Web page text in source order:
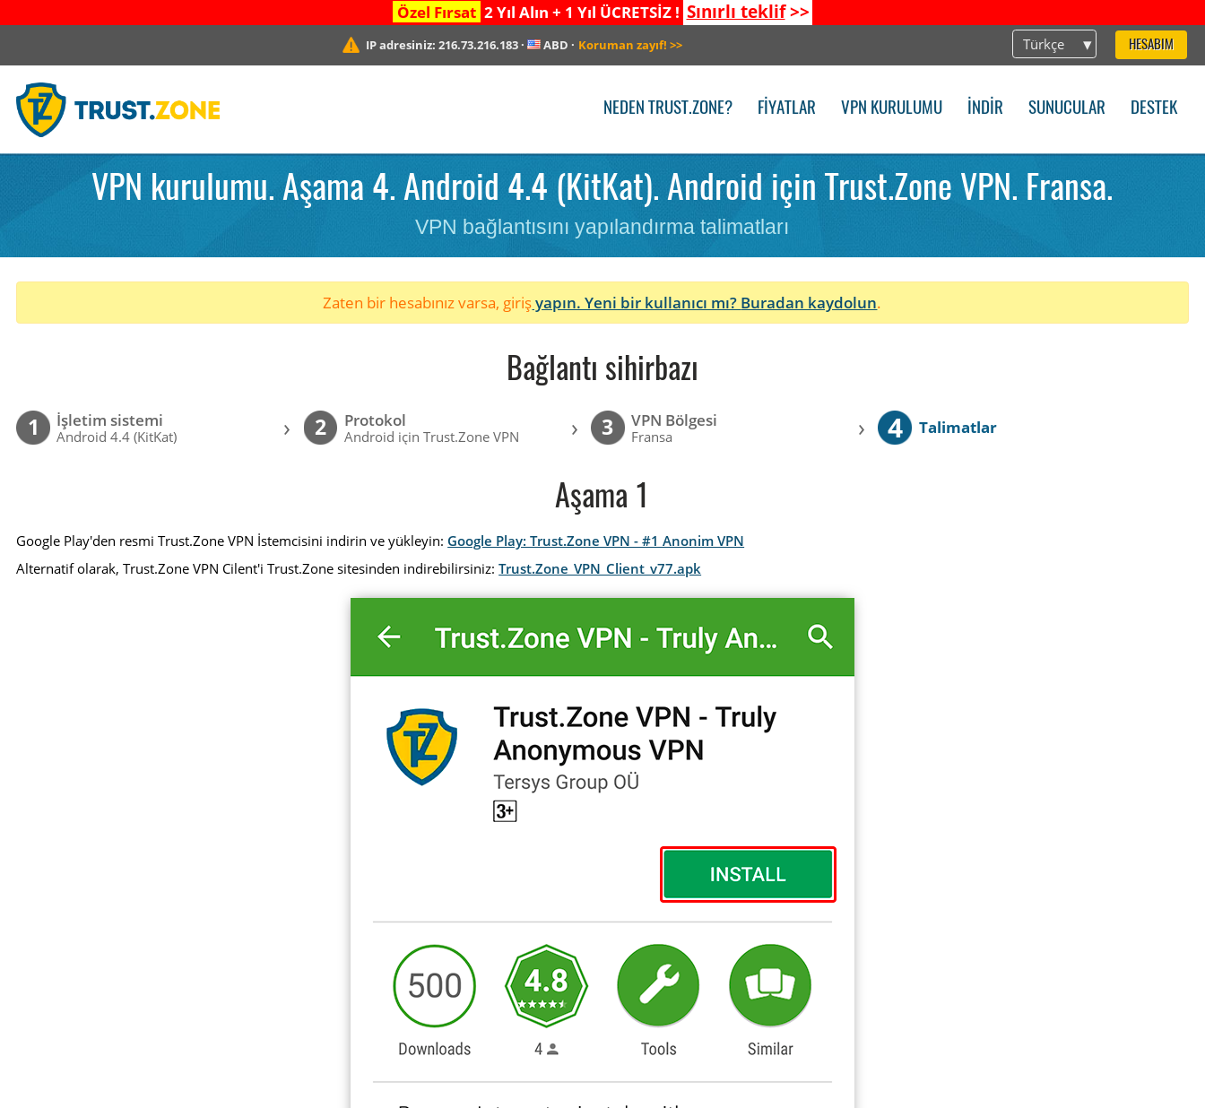
Özel Fırsat 2 Yıl Alın + 1 Yıl ÜCRETSİZ ! Sınırlı teklif>>
Türkçe HESABIM
IP adresiniz:216.73.216.183 · ABD · Koruman zayıf! >>
NEDEN TRUST.ZONE? FIYATLAR VPN KURULUMU İNDIR SUNUCULAR DESTEK
VPN kurulumu. Aşama 4. Android 4.4 (KitKat). Android için Trust.Zone VPN. Fransa.
VPN bağlantısını yapılandırma talimatları
Zaten bir hesabınız varsa, girişyapın. Yeni bir kullanıcı mı? Buradan kaydolun.
Bağlantı sihirbazı
1 İşletim sistemi
Android 4.4 (KitKat) › 2 Protokol
Android için Trust.Zone VPN › 3 VPN Bölgesi
Fransa › 4 Talimatlar
Aşama 1
Google Play'den resmi Trust.Zone VPN İstemcisini indirin ve yükleyin: Google Play: Trust.Zone VPN - #1 Anonim VPN
Alternatif olarak, Trust.Zone VPN Cilent'i Trust.Zone sitesinden indirebilirsiniz:Trust.Zone_VPN_Client_v77.apk